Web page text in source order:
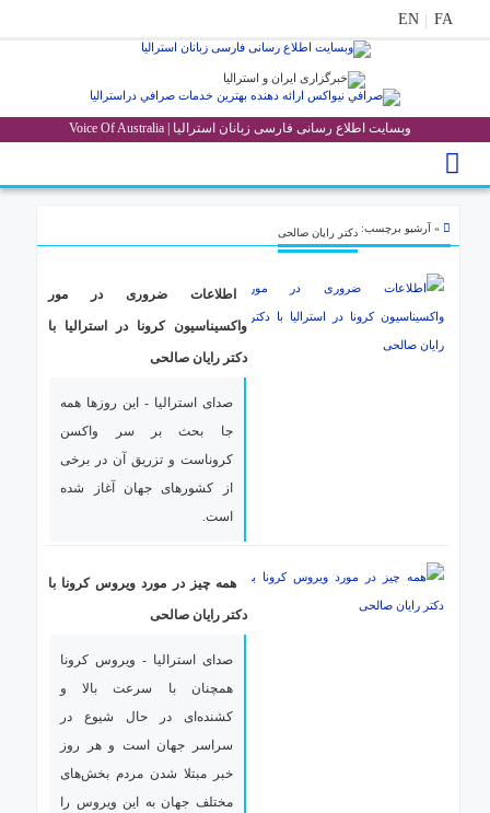
FA
EN
وبسایت اطلاع رسانی فارسی زبانان استرالیا | Voice Of Australia
خانه
» آرشیو برچسب: دکتر رایان صالحی
اطلاعات ضروری در مور
واکسیناسیون کرونا در استرالیا با
دکتر رایان صالحی
صدای استرالیا - این روزها همه
جا بحث بر سر واکسن
کروناست و تزریق آن در برخی
از کشورهای جهان آغاز شده
است.
همه چیز در مورد ویروس کرونا با
دکتر رایان صالحی
صدای استرالیا - ویروس کرونا
همچنان با سرعت بالا و
کشنده‌ای در حال شیوع در
سراسر جهان است و هر روز
خبر مبتلا شدن مردم بخش‌های
مختلف جهان به این ویروس را